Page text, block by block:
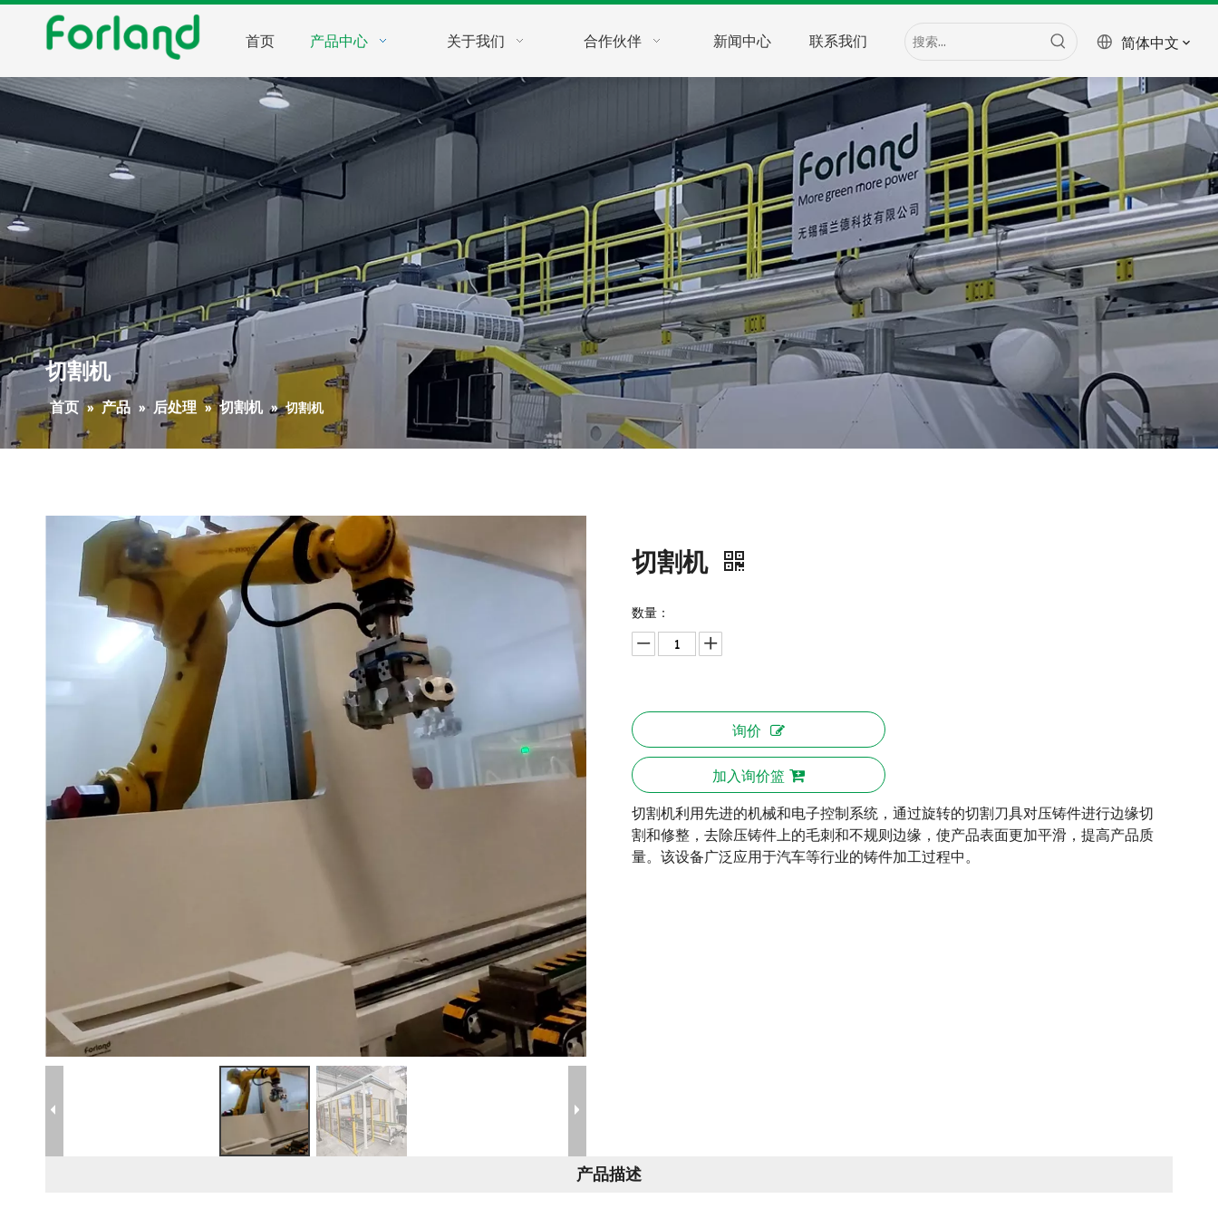
首页 产品中心 关于我们 合作伙伴 新闻中心 联系我们 简体中文
切割机
首页 » 产品 » 后处理 » 切割机 » 切割机
切割机
数量：
询价
加入询价篮
切割机利用先进的机械和电子控制系统，通过旋转的切割刀具对压铸件进行边缘切
割和修整，去除压铸件上的毛刺和不规则边缘，使产品表面更加平滑，提高产品质
量。该设备广泛应用于汽车等行业的铸件加工过程中。
产品描述